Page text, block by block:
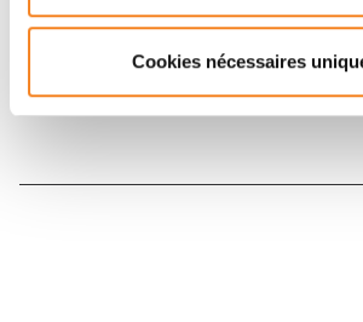
Cookies nécessaires
Inscrivez-vous à la